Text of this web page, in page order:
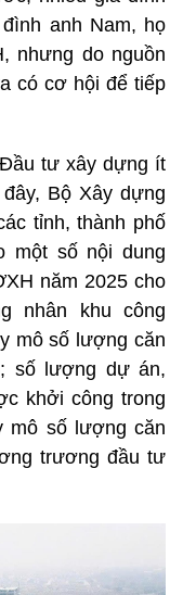
anh Nam, họ
nhưng do nguồn
có cơ hội để tiếp
tư xây dựng ít
Bộ Xây dựng
tỉnh, thành phố
một số nội dung
năm 2025 cho
nhân khu công
mô số lượng căn
số lượng dự án,
khởi công trong
mô số lượng căn
trương đầu tư